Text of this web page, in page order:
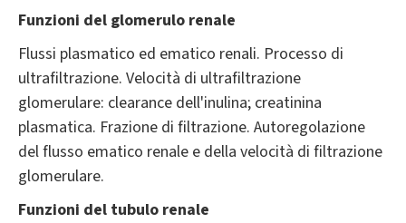
Funzioni del glomerulo renale
Flussi plasmatico ed ematico renali. Processo di
ultrafiltrazione. Velocità di ultrafiltrazione
glomerulare: clearance dell'inulina; creatinina
plasmatica. Frazione di filtrazione. Autoregolazione
del flusso ematico renale e della velocità di filtrazione
glomerulare.
Funzioni del tubulo renale